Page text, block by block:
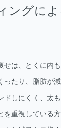
ングに
は、とくに内
たり、脂肪が
しにくく、太
重視している